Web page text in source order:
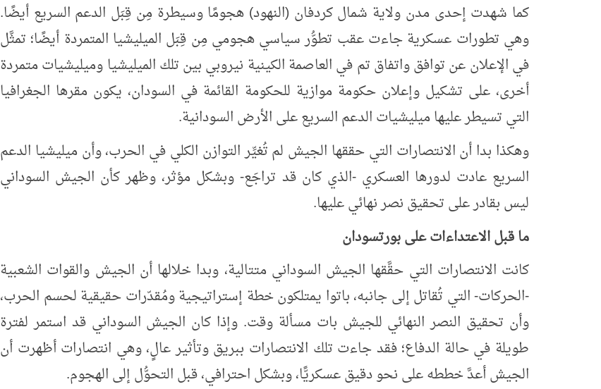
كما شهدت إحدى مدن ولاية شمال كردفان (النهود) هجومًا وسيطرة مِن قِبَل الدعم السريع أيضًا.
وهي تطورات عسكرية جاءت عقب تطوُّر سياسي هجومي مِن قِبَل الميليشيا المتمردة أيضًا؛ تمثَّل
في الإعلان عن توافق واتفاق تم في العاصمة الكينية نيروبي بين تلك الميليشيا وميليشيات متمردة
أخرى، على تشكيل وإعلان حكومة موازية للحكومة القائمة في السودان، يكون مقرها الجغرافيا
التي تسيطر عليها ميليشيات الدعم السريع على الأرض السودانية.
وهكذا بدا أن الانتصارات التي حققها الجيش لم تُغيِّر التوازن الكلي في الحرب، وأن ميليشيا الدعم
السريع عادت لدورها العسكري -الذي كان قد تراجَع- وبشكل مؤثر، وظهر كأن الجيش السوداني
ليس بقادر على تحقيق نصر نهائي عليها.
ما قبل الاعتداءات على بورتسودان
كانت الانتصارات التي حقَّقها الجيش السوداني متتالية، وبدا خلالها أن الجيش والقوات الشعبية
-الحركات- التي تُقاتل إلى جانبه، باتوا يمتلكون خطة إستراتيجية ومُقدّرات حقيقية لحسم الحرب،
وأن تحقيق النصر النهائي للجيش بات مسألة وقت. وإذا كان الجيش السوداني قد استمر لفترة
طويلة في حالة الدفاع؛ فقد جاءت تلك الانتصارات ببريق وتأثير عالٍ، وهي انتصارات أظهرت أن
الجيش أعدَّ خططه على نحو دقيق عسكريًّا، وبشكل احترافي، قبل التحوُّل إلى الهجوم.